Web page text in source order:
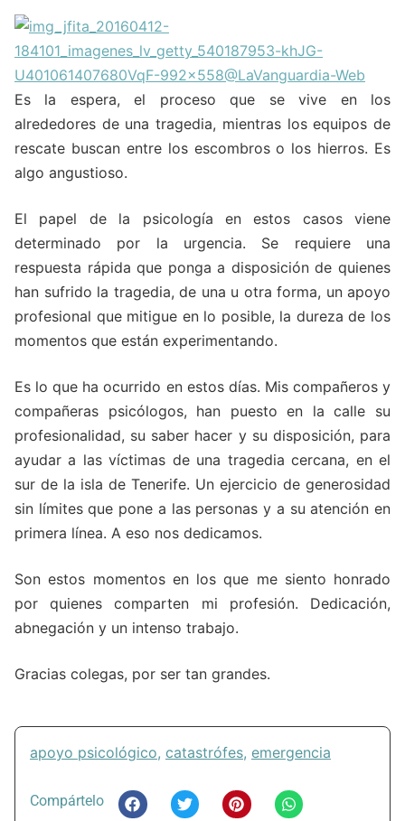
Es la espera, el proceso que se vive en los
alrededores de una tragedia, mientras los equipos de
rescate buscan entre los escombros o los hierros. Es
algo angustioso.
El papel de la psicología en estos casos viene
determinado por la urgencia. Se requiere una
respuesta rápida que ponga a disposición de quienes
han sufrido la tragedia, de una u otra forma, un apoyo
profesional que mitigue en lo posible, la dureza de los
momentos que están experimentando.
Es lo que ha ocurrido en estos días. Mis compañeros y
compañeras psicólogos, han puesto en la calle su
profesionalidad, su saber hacer y su disposición, para
ayudar a las víctimas de una tragedia cercana, en el
sur de la isla de Tenerife. Un ejercicio de generosidad
sin límites que pone a las personas y a su atención en
primera línea. A eso nos dedicamos.
Son estos momentos en los que me siento honrado
por quienes comparten mi profesión. Dedicación,
abnegación y un intenso trabajo.
Gracias colegas, por ser tan grandes.
apoyo psicológico, catastrófes, emergencia
Compártelo